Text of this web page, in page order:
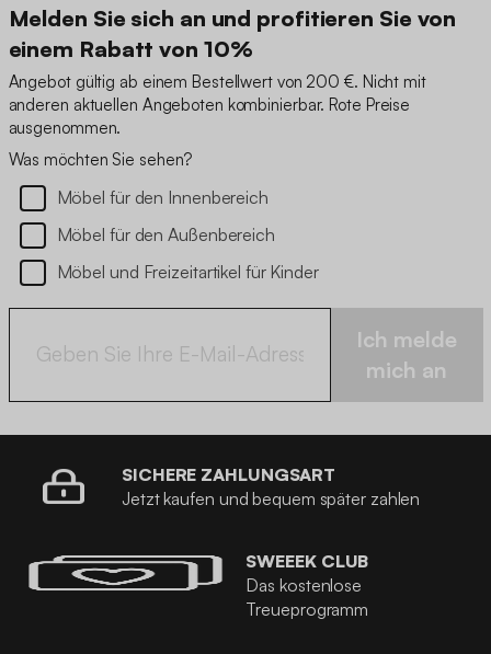
Melden Sie sich an und profitieren Sie von
einem Rabatt von 10%
Angebot gültig ab einem Bestellwert von 200 €. Nicht mit
anderen aktuellen Angeboten kombinierbar. Rote Preise
ausgenommen.
Was möchten Sie sehen?
Möbel für den Innenbereich
Möbel für den Außenbereich
Möbel und Freizeitartikel für Kinder
Ich melde
mich an
SICHERE ZAHLUNGSART
Jetzt kaufen und bequem später zahlen
SWEEEK CLUB
Das kostenlose
Treueprogramm